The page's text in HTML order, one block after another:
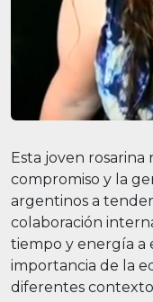
Esta joven
compromiso y la
argentinos a
colaboración
tiempo y energía a
importancia de la
diferentes